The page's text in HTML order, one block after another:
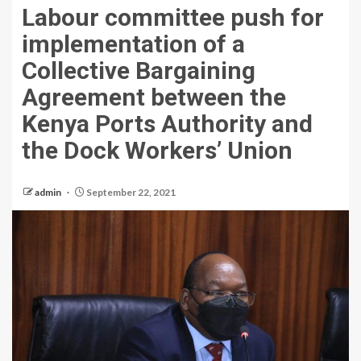
Labour committee push for
implementation of a
Collective Bargaining
Agreement between the
Kenya Ports Authority and
the Dock Workers’ Union
admin September 22, 2021